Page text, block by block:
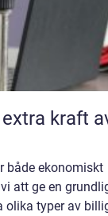
både ekonomiskt
att ge en
olika typer av